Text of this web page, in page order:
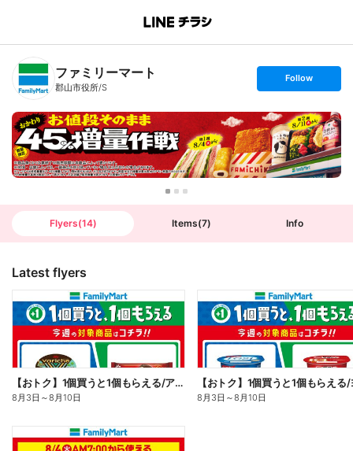
B
n
T
ファミリーマート
郡山市役所/S
s
t
o
l
l
o
w
Follow
Flyers(14) Items(7) Info
Latest flyers
【おトク】1個買うと1個もらえる/アイス
8月3日 ～8月10日 8月3日 ～8月10日